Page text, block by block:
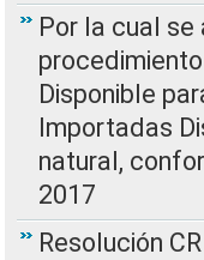
Por la cual
Disponible
Importadas
natural,
2017
Resolución